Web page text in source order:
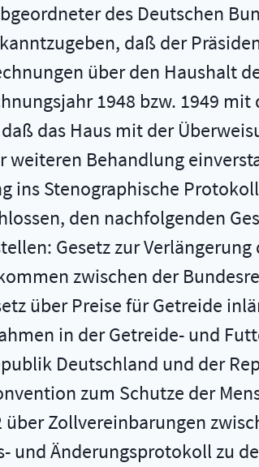
des Deutschen
daß der
über den Haushalt
1948 bzw. 1949
das Haus mit der
weiteren Behandlung
ins Stenographische
den nachfolgenden
Gesetz zur
zwischen der
über Preise für Getreide
in der Getreide- und
Deutschland und der
zum Schutze der
Zollvereinbarungen
und Änderungsprotokoll zu